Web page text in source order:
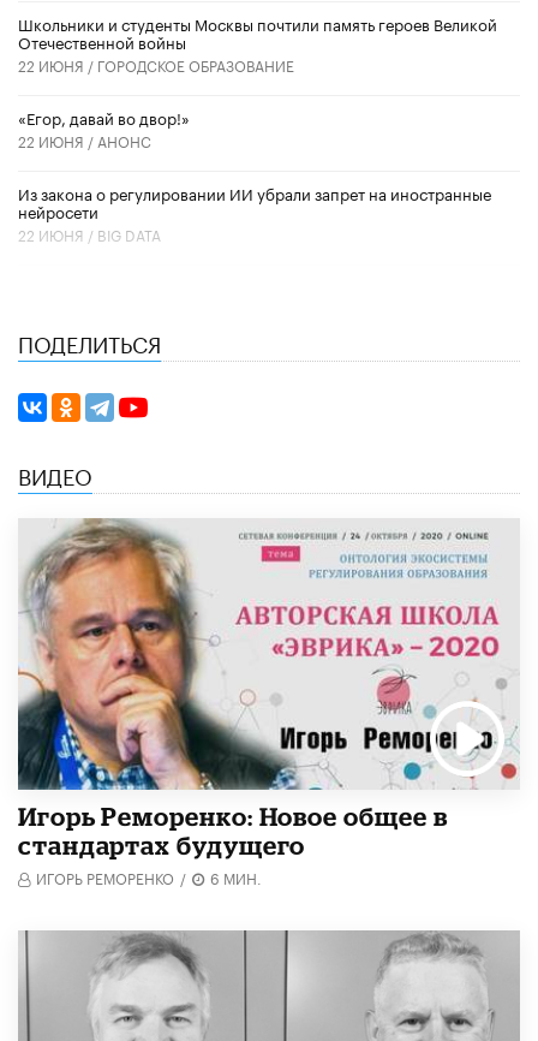
Школьники и студенты Москвы почтили память героев Великой
Отечественной войны
22 ИЮНЯ / ГОРОДСКОЕ ОБРАЗОВАНИЕ
«Егор, давай во двор!»
22 ИЮНЯ / АНОНС
Из закона о регулировании ИИ убрали запрет на иностранные
нейросети
22 ИЮНЯ / BIG DATA
ПОДЕЛИТЬСЯ
ВИДЕО
Игорь Реморенко: Новое общее в
стандартах будущего
ИГОРЬ РЕМОРЕНКО / 6 МИН.